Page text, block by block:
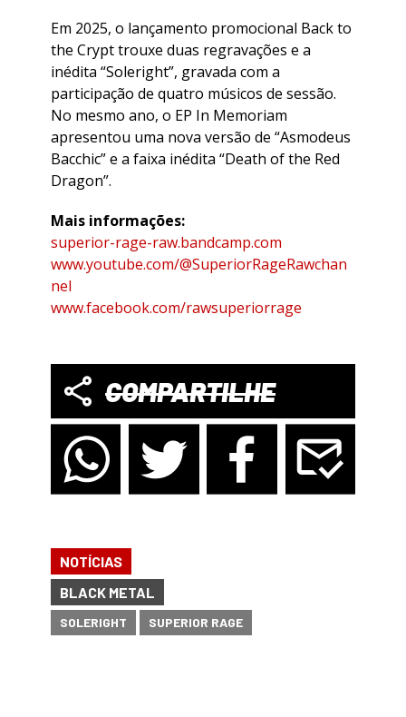
Em 2025, o lançamento promocional Back to
the Crypt trouxe duas regravações e a
inédita “Soleright”, gravada com a
participação de quatro músicos de sessão.
No mesmo ano, o EP In Memoriam
apresentou uma nova versão de “Asmodeus
Bacchic” e a faixa inédita “Death of the Red
Dragon”.
Mais informações:
superior-rage-raw.bandcamp.com
www.youtube.com/@SuperiorRageRawchan
nel
www.facebook.com/rawsuperiorrage
COMPARTILHE
NOTÍCIAS
BLACK METAL
SOLERIGHT SUPERIOR RAGE